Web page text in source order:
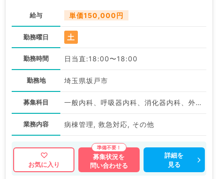
給与 単価150,000円
勤務曜日 土
勤務時間 日当直:18:00〜18:00
勤務地 埼玉県坂戸市
募集科目 一般内科、呼吸器内科、消化器内科、外科系全般、一般外科、消化器外科
業務内容 病棟管理, 救急対応, その他
お気に入り
募集状況を
問い合わせる
詳細を
見る